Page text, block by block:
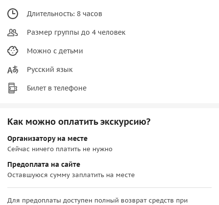
Длительность: 8 часов
Размер группы до 4 человек
Можно с детьми
Русский язык
Билет в телефоне
Как можно оплатить экскурсию?
Организатору на месте
Сейчас ничего платить не нужно
Предоплата на сайте
Оставшуюся сумму заплатить на месте
Для предоплаты доступен полный возврат средств при